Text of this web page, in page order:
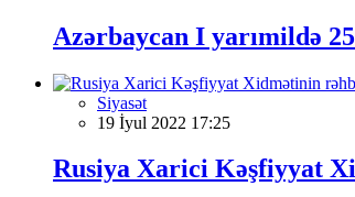
Azərbaycan I yarımildə
Siyasət
19 İyul 2022 17:25
Rusiya Xarici Kəşfiyyat